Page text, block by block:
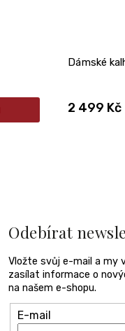
Dámské
2 499 Kč
Odebírat
Vložte svůj e-mail a my
zasílat informace o
na našem e-shopu.
E-mail